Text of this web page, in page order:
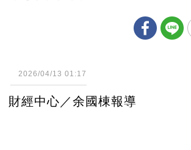
2026/04/13 01:17
財經中心／余國棟報導